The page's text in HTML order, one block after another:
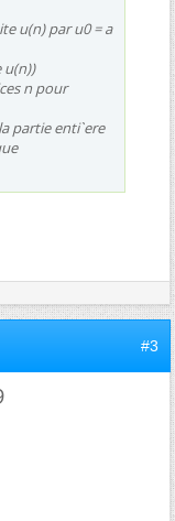
u(n) par u0 = a
u(n))
n pour
partie enti`ere
#3